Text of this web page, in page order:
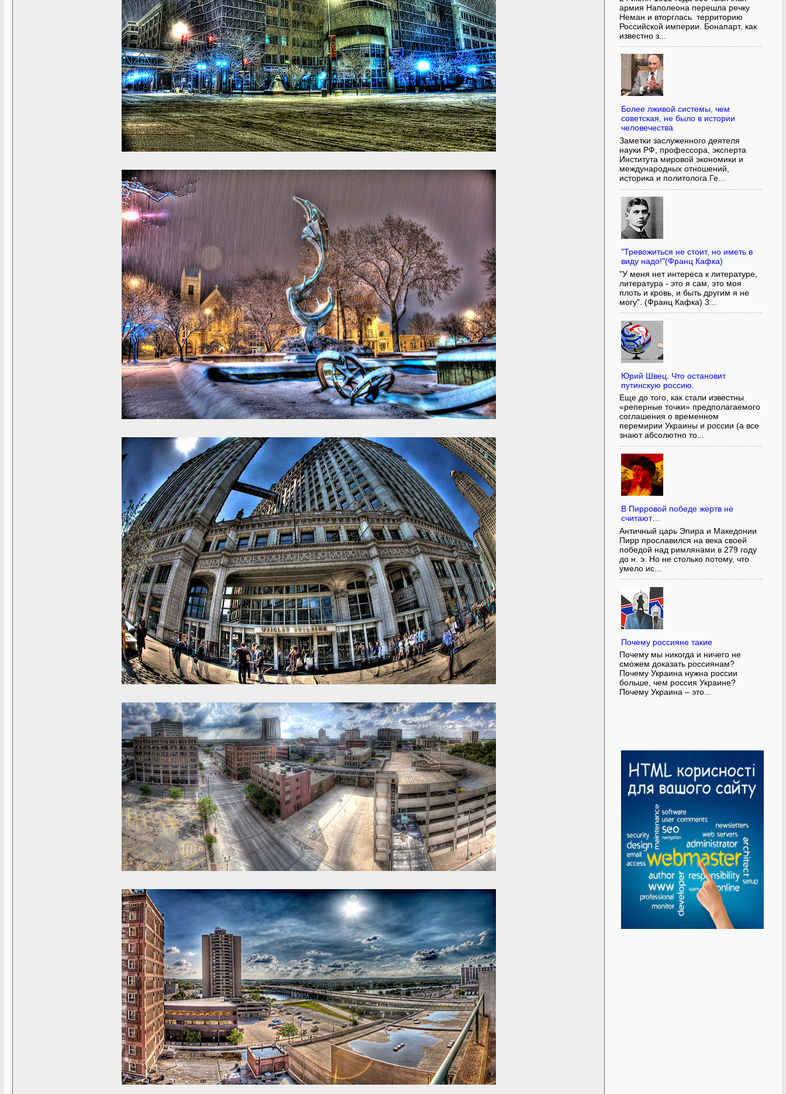
армия Наполеона перешла речку
Неман и вторглась территорию
Российской империи. Бонапарт, как
известно з...
Более лживой системы, чем
советская, не было в истории
человечества
Заметки заслуженного деятеля
науки РФ, профессора, эксперта
Института мировой экономики и
международных отношений,
историка и политолога Ге...
"Тревожиться не стоит, но иметь в
виду надо!"(Франц Кафка)
"У меня нет интереса к литературе,
литература - это я сам, это моя
плоть и кровь, и быть другим я не
могу". (Франц Кафка) 3...
Юрий Швец. Что остановит
путинскую россию.
Еще до того, как стали известны
«реперные точки» предполагаемого
соглашения о временном
перемирии Украины и россии (а все
знают абсолютно то...
В Пирровой победе жертв не
считают…
Античный царь Эпира и Македонии
Пирр прославился на века своей
победой над римлянами в 279 году
до н. э. Но не столько потому, что
умело ис...
Почему россияне такие
Почему мы никогда и ничего не
сможем доказать россиянам?
Почему Украина нужна россии
больше, чем россия Украине?
Почему Украина – это...